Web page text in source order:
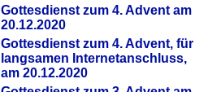
Gottesdienst zum 4. Advent am
20.12.2020
Gottesdienst zum 4. Advent, für
langsamen Internetanschluss,
am 20.12.2020